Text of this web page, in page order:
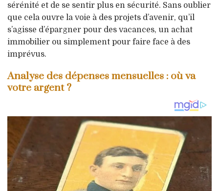
sérénité et de se sentir plus en sécurité. Sans oublier
que cela ouvre la voie à des projets d’avenir, qu’il
s’agisse d’épargner pour des vacances, un achat
immobilier ou simplement pour faire face à des
imprévus.
Analyse des dépenses mensuelles : où va
votre argent ?